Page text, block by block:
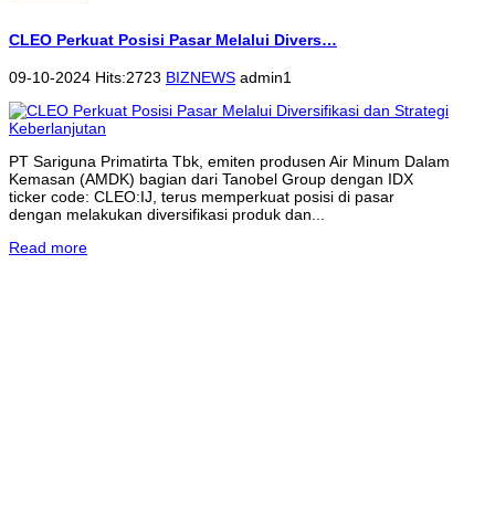
CLEO Perkuat Posisi Pasar Melalui Divers…
09-10-2024 Hits:2723 BIZNEWS admin1
PT Sariguna Primatirta Tbk, emiten produsen Air Minum Dalam
Kemasan (AMDK) bagian dari Tanobel Group dengan IDX
ticker code: CLEO:IJ, terus memperkuat posisi di pasar
dengan melakukan diversifikasi produk dan...
Read more